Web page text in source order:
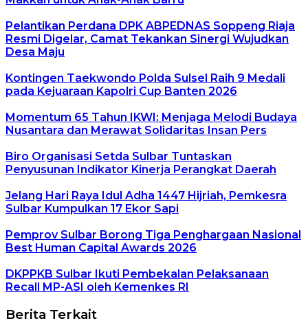
Pelantikan Perdana DPK ABPEDNAS Soppeng Riaja
Resmi Digelar, Camat Tekankan Sinergi Wujudkan
Desa Maju
Kontingen Taekwondo Polda Sulsel Raih 9 Medali
pada Kejuaraan Kapolri Cup Banten 2026
Momentum 65 Tahun IKWI: Menjaga Melodi Budaya
Nusantara dan Merawat Solidaritas Insan Pers
Biro Organisasi Setda Sulbar Tuntaskan
Penyusunan Indikator Kinerja Perangkat Daerah
Jelang Hari Raya Idul Adha 1447 Hijriah, Pemkesra
Sulbar Kumpulkan 17 Ekor Sapi
Pemprov Sulbar Borong Tiga Penghargaan Nasional
Best Human Capital Awards 2026
DKPPKB Sulbar Ikuti Pembekalan Pelaksanaan
Recall MP-ASI oleh Kemenkes RI
Berita Terkait